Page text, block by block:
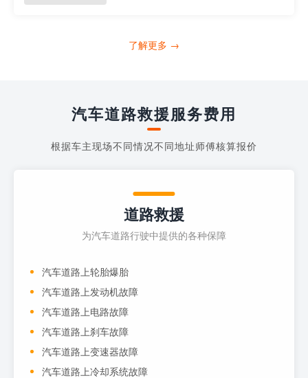
打4006363122请求送油人员来帮助你。
了解更多 →
汽车道路救援服务费用
根据车主现场不同情况不同地址师傅核算报价
道路救援
为汽车道路行驶中提供的各种保障
汽车道路上轮胎爆胎
汽车道路上发动机故障
汽车道路上电路故障
汽车道路上刹车故障
汽车道路上变速器故障
汽车道路上冷却系统故障